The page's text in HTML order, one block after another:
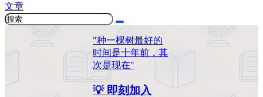
文章
"种一棵树最好的
时间是十年前，其
次是现在"
💡 即刻加入